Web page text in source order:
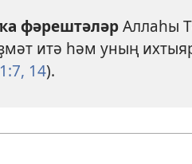
фәрештәләрАллаһы
итә һәм уның
14).